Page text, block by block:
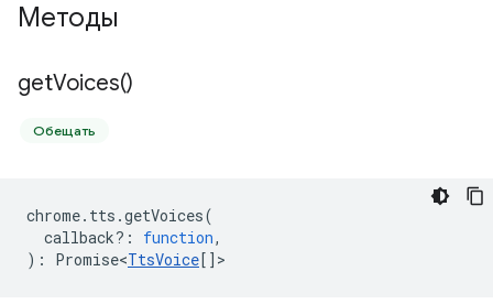
Методы
getVoices()
Обещать
chrome. tts .getVoices(
callback? : function,
) : Promise<TtsVoice[] >